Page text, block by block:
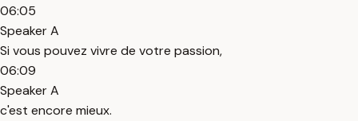
06:05
Speaker A
Si vous pouvez vivre de votre passion,
06:09
Speaker A
c'est encore mieux.